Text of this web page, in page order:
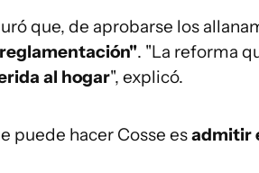
que, de aprobarse los
. "La reforma
al hogar", explicó.
puede hacer Cosse esadmitir